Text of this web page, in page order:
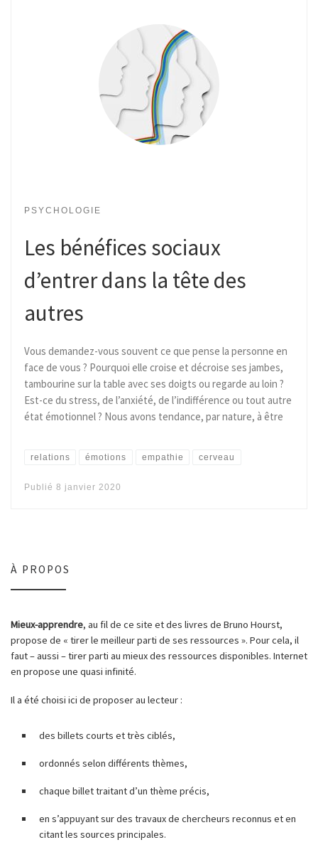
PSYCHOLOGIE
Les bénéfices sociaux
d’entrer dans la tête des
autres
Vous demandez-vous souvent ce que pense la personne en
face de vous ? Pourquoi elle croise et décroise ses jambes,
tambourine sur la table avec ses doigts ou regarde au loin ?
Est-ce du stress, de l’anxiété, de l’indifférence ou tout autre
état émotionnel ? Nous avons tendance, par nature, à être
relations émotions empathie cerveau
Publié 8 janvier 2020
À PROPOS
Mieux-apprendre, au fil de ce site et des livres de Bruno Hourst,
propose de « tirer le meilleur parti de ses ressources ». Pour cela, il
faut – aussi – tirer parti au mieux des ressources disponibles. Internet
en propose une quasi infinité.
Il a été choisi ici de proposer au lecteur :
des billets courts et très ciblés,
ordonnés selon différents thèmes,
chaque billet traitant d’un thème précis,
en s’appuyant sur des travaux de chercheurs reconnus et en
citant les sources principales.